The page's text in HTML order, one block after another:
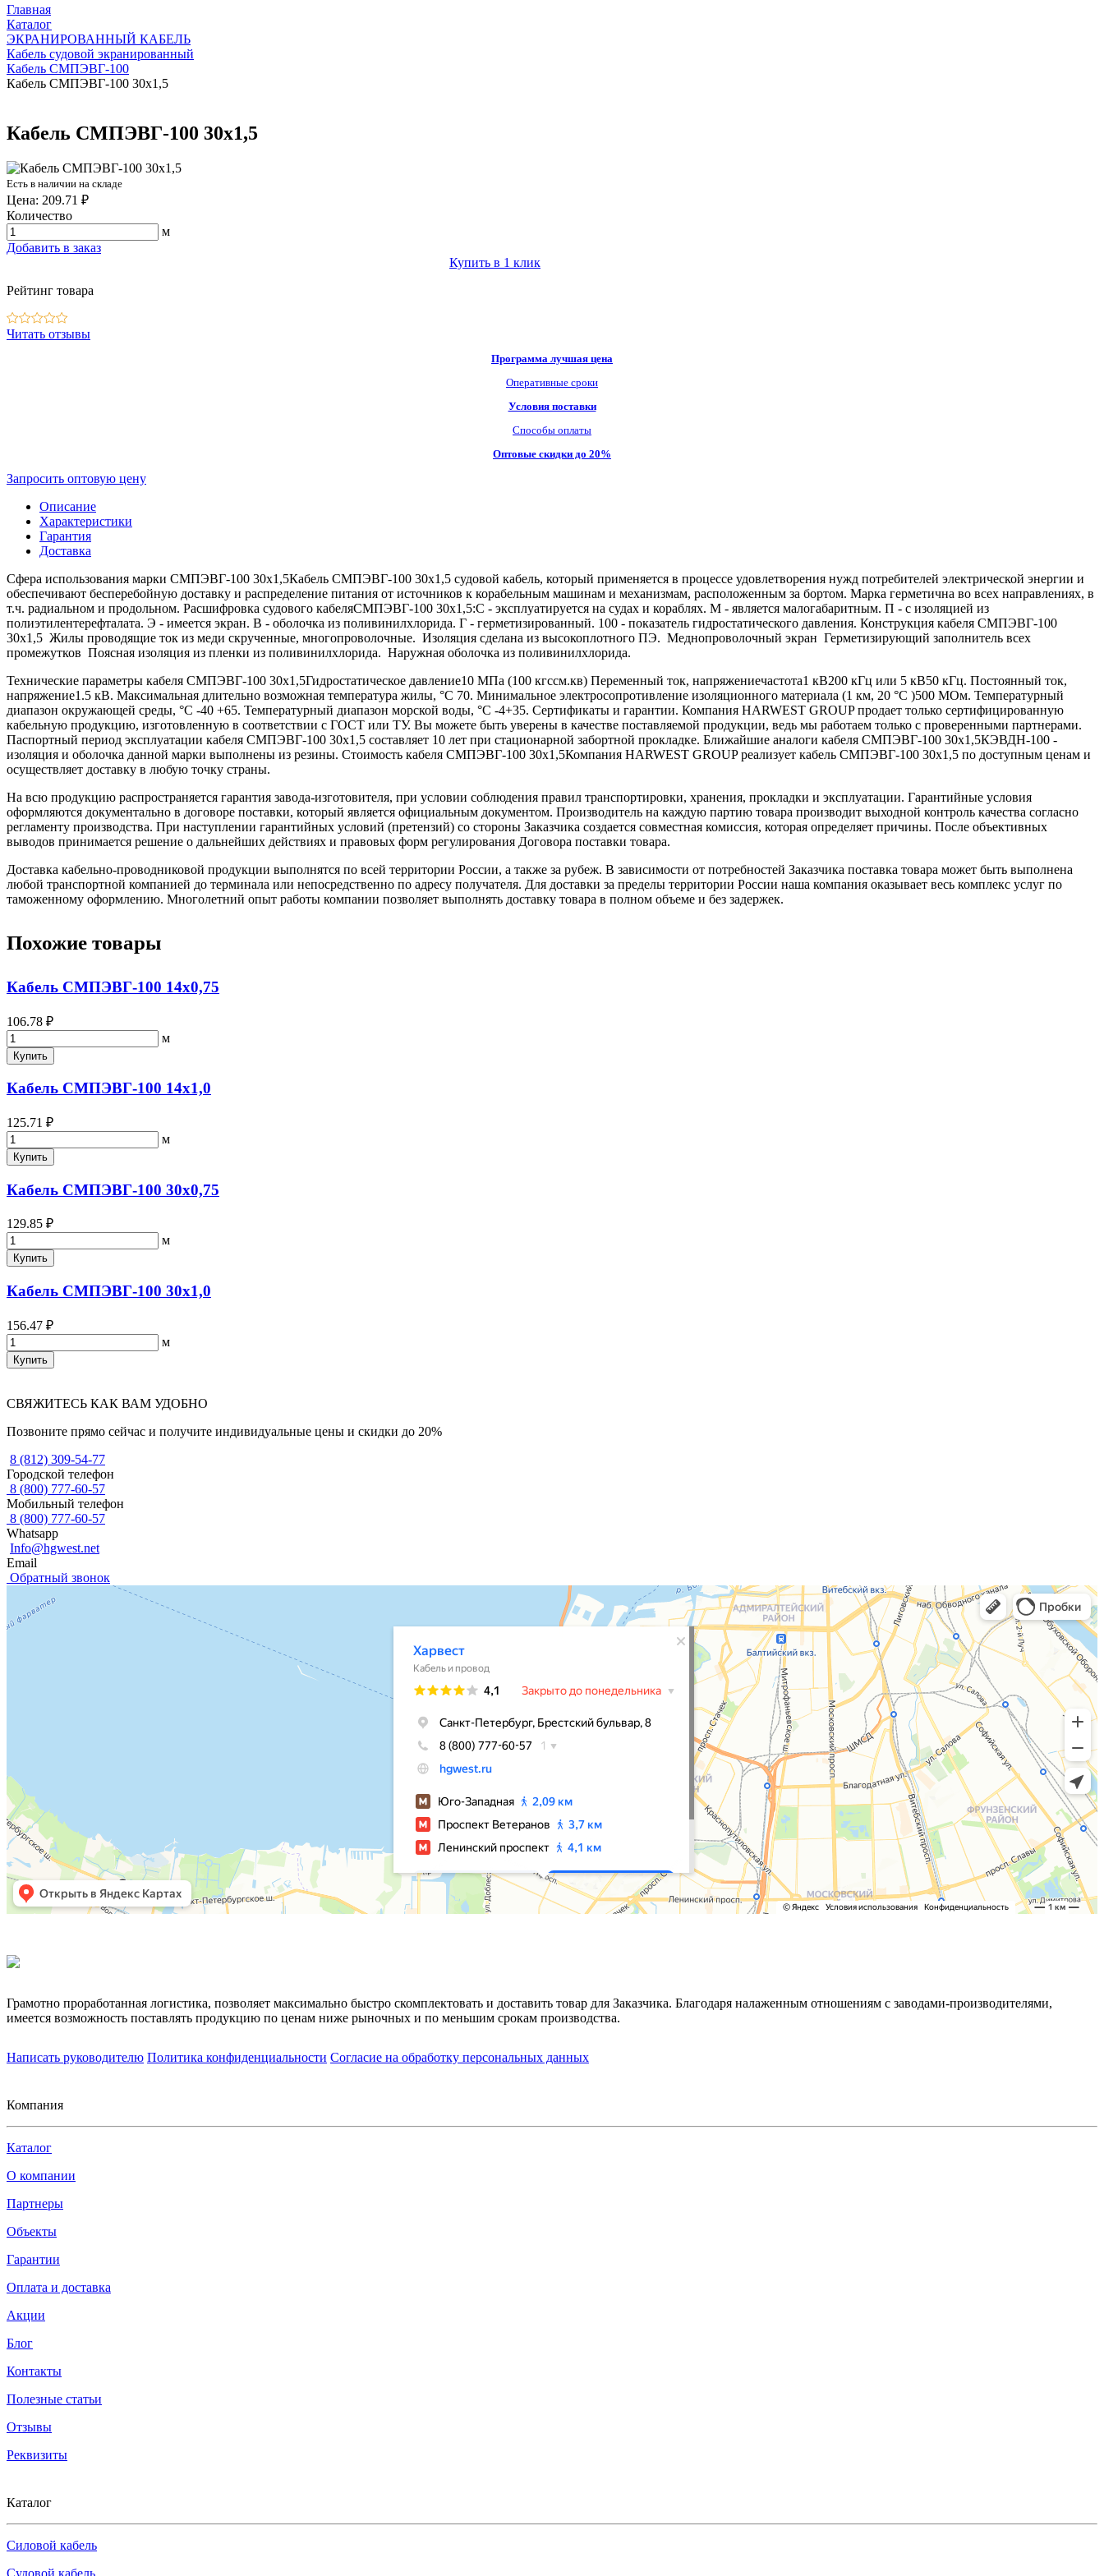
Главная
Каталог
ЭКРАНИРОВАННЫЙ КАБЕЛЬ
Кабель судовой экранированный
Кабель СМПЭВГ-100
Кабель СМПЭВГ-100 30х1,5
Кабель СМПЭВГ-100 30х1,5
Есть в наличии на складе
Цена: 209.71 ₽
Количество
м
Добавить в заказ
Купить в 1 клик
Рейтинг товара
Читать отзывы
Программа лучшая цена
Оперативные сроки
Условия поставки
Способы оплаты
Оптовые скидки до 20%
Запросить оптовую цену
Описание
Характеристики
Гарантия
Доставка
Сфера использования марки СМПЭВГ-100 30х1,5Кабель СМПЭВГ-100 30х1,5 судовой кабель, который применяется в процессе удовлетворения нужд потребителей электрической энергии и
обеспечивают бесперебойную доставку и распределение питания от источников к корабельным машинам и механизмам, расположенным за бортом. Марка герметична во всех направлениях, в
т.ч. радиальном и продольном. Расшифровка судового кабеляСМПЭВГ-100 30х1,5:С - эксплуатируется на судах и кораблях. М - является малогабаритным. П - с изоляцией из
полиэтилентерефталата. Э - имеется экран. В - оболочка из поливинилхлорида. Г - герметизированный. 100 - показатель гидростатического давления. Конструкция кабеля СМПЭВГ-100
30х1,5 Жилы проводящие ток из меди скрученные, многопроволочные. Изоляция сделана из высокоплотного ПЭ. Меднопроволочный экран Герметизирующий заполнитель всех
промежутков Поясная изоляция из пленки из поливинилхлорида. Наружная оболочка из поливинилхлорида.
Технические параметры кабеля СМПЭВГ-100 30х1,5Гидростатическое давление10 МПа (100 кгссм.кв) Переменный ток, напряжениечастота1 кВ200 кГц или 5 кВ50 кГц. Постоянный ток,
напряжение1.5 кВ. Максимальная длительно возможная температура жилы, °С 70. Минимальное электросопротивление изоляционного материала (1 км, 20 °С )500 МОм. Температурный
диапазон окружающей среды, °С -40 +65. Температурный диапазон морской воды, °С -4+35. Сертификаты и гарантии. Компания HARWEST GROUP продает только сертифицированную
кабельную продукцию, изготовленную в соответствии с ГОСТ или ТУ. Вы можете быть уверены в качестве поставляемой продукции, ведь мы работаем только с проверенными партнерами.
Паспортный период эксплуатации кабеля СМПЭВГ-100 30х1,5 составляет 10 лет при стационарной забортной прокладке. Ближайшие аналоги кабеля СМПЭВГ-100 30х1,5КЭВДН-100 -
изоляция и оболочка данной марки выполнены из резины. Стоимость кабеля СМПЭВГ-100 30х1,5Компания HARWEST GROUP реализует кабель СМПЭВГ-100 30х1,5 по доступным ценам и
осуществляет доставку в любую точку страны.
На всю продукцию распространяется гарантия завода-изготовителя, при условии соблюдения правил транспортировки, хранения, прокладки и эксплуатации. Гарантийные условия
оформляются документально в договоре поставки, который является официальным документом. Производитель на каждую партию товара производит выходной контроль качества согласно
регламенту производства. При наступлении гарантийных условий (претензий) со стороны Заказчика создается совместная комиссия, которая определяет причины. После объективных
выводов принимается решение о дальнейших действиях и правовых форм регулирования Договора поставки товара.
Доставка кабельно-проводниковой продукции выполнятся по всей территории России, а также за рубеж. В зависимости от потребностей Заказчика поставка товара может быть выполнена
любой транспортной компанией до терминала или непосредственно по адресу получателя. Для доставки за пределы территории России наша компания оказывает весь комплекс услуг по
таможенному оформлению. Многолетний опыт работы компании позволяет выполнять доставку товара в полном объеме и без задержек.
Похожие товары
Кабель СМПЭВГ-100 14х0,75
106.78 ₽
м
Купить
Кабель СМПЭВГ-100 14х1,0
125.71 ₽
м
Купить
Кабель СМПЭВГ-100 30х0,75
129.85 ₽
м
Купить
Кабель СМПЭВГ-100 30х1,0
156.47 ₽
м
Купить
СВЯЖИТЕСЬ КАК ВАМ УДОБНО
Позвоните прямо сейчас и получите индивидуальные цены и скидки до 20%
8 (812) 309-54-77
Городской телефон
8 (800) 777-60-57
Мобильный телефон
8 (800) 777-60-57
Whatsapp
Info@hgwest.net
Email
Обратный звонок
Грамотно проработанная логистика, позволяет максимально быстро скомплектовать и доставить товар для Заказчика. Благодаря налаженным отношениям с заводами-производителями,
имеется возможность поставлять продукцию по ценам ниже рыночных и по меньшим срокам производства.
Написать руководителю Политика конфиденциальности Согласие на обработку персональных данных
Компания
Каталог
О компании
Партнеры
Объекты
Гарантии
Оплата и доставка
Акции
Блог
Контакты
Полезные статьи
Отзывы
Реквизиты
Каталог
Силовой кабель
Судовой кабель